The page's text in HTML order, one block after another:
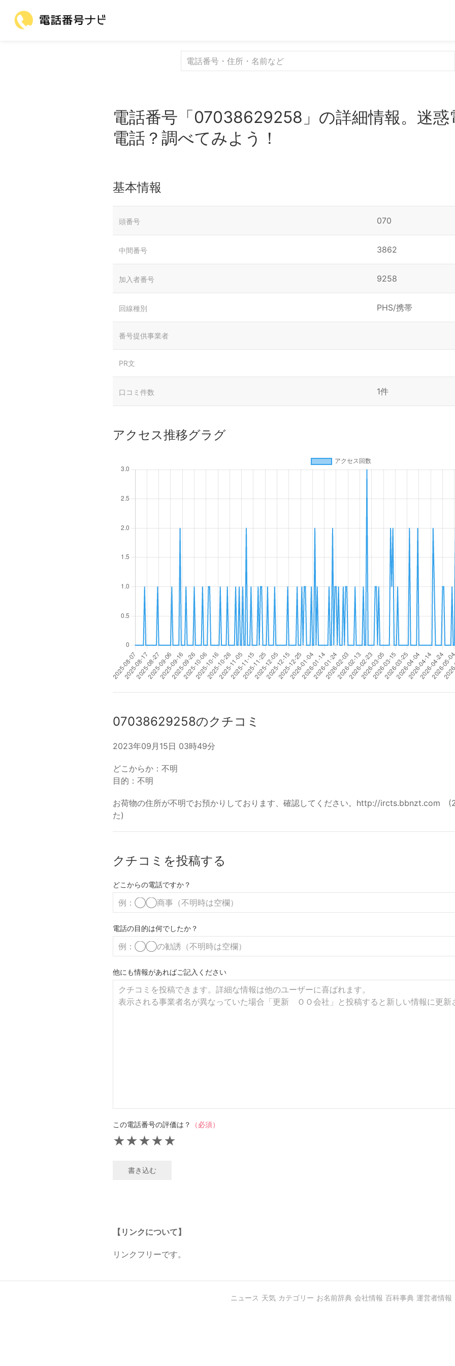
電話番号「07038629258」の詳細情報。迷惑
電話？調べてみよう！
基本情報
頭番号 070
中間番号 3862
加入者番号 9258
回線種別 PHS/携帯
番号提供事業者
PR文
口コミ件数 1件
アクセス推移グラグ
07038629258のクチコミ
2023年09月15日 03時49分
どこからか：不明
目的：不明
お荷物の住所が不明でお預かりしております、確認してください。http://ircts.bbnzt.com
た)
クチコミを投稿する
どこからの電話ですか？
電話の目的は何でしたか？
他にも情報があればご記入ください
この電話番号の評価は？ （必須）
★
★
★
★
★
書き込む
【リンクについて】
リンクフリーです。
ニュース 天気 カテゴリー お名前辞典 会社情報 百科事典 運営者情報